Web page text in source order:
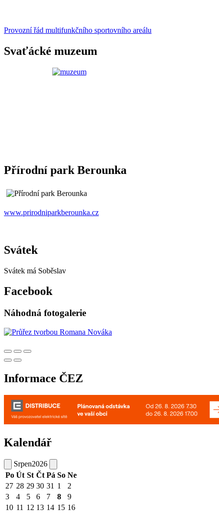
Provozní řád multifunkčního sportovního areálu
Svaťácké muzeum
Přírodní park Berounka
www.prirodniparkberounka.cz
Svátek
Svátek má Soběslav
Facebook
Náhodná fotogalerie
Informace ČEZ
Kalendář
Srpen2026
Po Út St Čt Pá So Ne
27 28 29 30 31 1
2
3
4 5 6 7 8
9
10 11 12 13 14 15 16